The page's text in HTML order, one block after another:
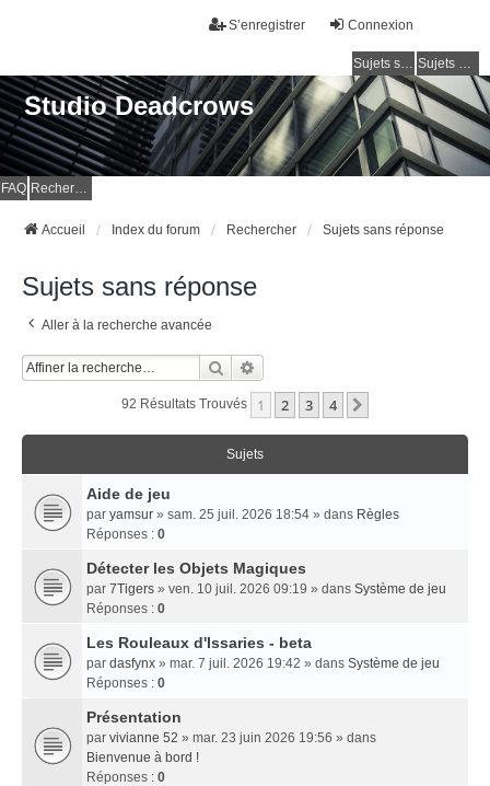
Connexion
S’enregistrer
Sujets sans réponse Sujets actifs
Studio Deadcrows
FAQ Rechercher
Accueil Index du forum Rechercher Sujets sans réponse
Sujets sans réponse
Aller à la recherche avancée
Rechercher
92 Résultats Trouvés 1 2 3 4
Sujets
Aide de jeu
par yamsur » sam. 25 juil. 2026 18:54 » dans Règles
Réponses : 0
Détecter les Objets Magiques
par 7Tigers » ven. 10 juil. 2026 09:19 » dans Système de jeu
Réponses : 0
Les Rouleaux d'Issaries - beta
par dasfynx » mar. 7 juil. 2026 19:42 » dans Système de jeu
Réponses : 0
Présentation
par vivianne 52 » mar. 23 juin 2026 19:56 » dans
Bienvenue à bord !
Réponses : 0